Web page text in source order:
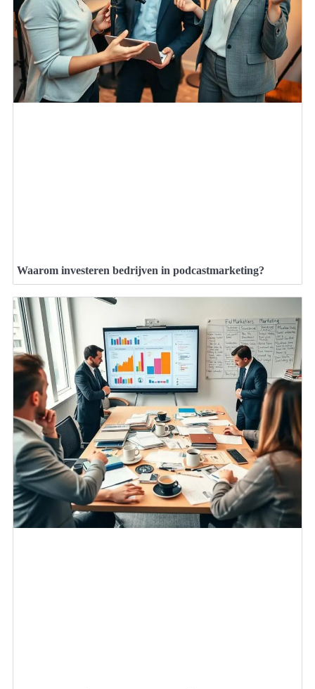
Waarom investeren bedrijven in podcastmarketing?